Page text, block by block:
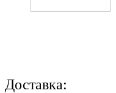
Доставка: